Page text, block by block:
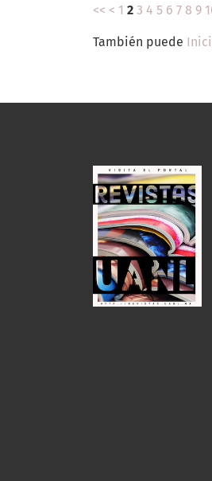
<< < 1 2 3 4 5 6 7 8 9
También puede